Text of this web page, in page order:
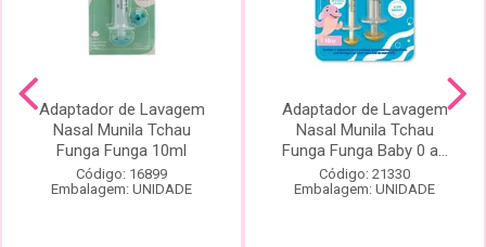
Adaptador de Lavagem
Nasal Munila Tchau
Funga Funga 10ml
Código: 16899
Embalagem: UNIDADE
Adaptador de Lavagem
Nasal Munila Tchau
Funga Funga Baby 0 a...
Código: 21330
Embalagem: UNIDADE